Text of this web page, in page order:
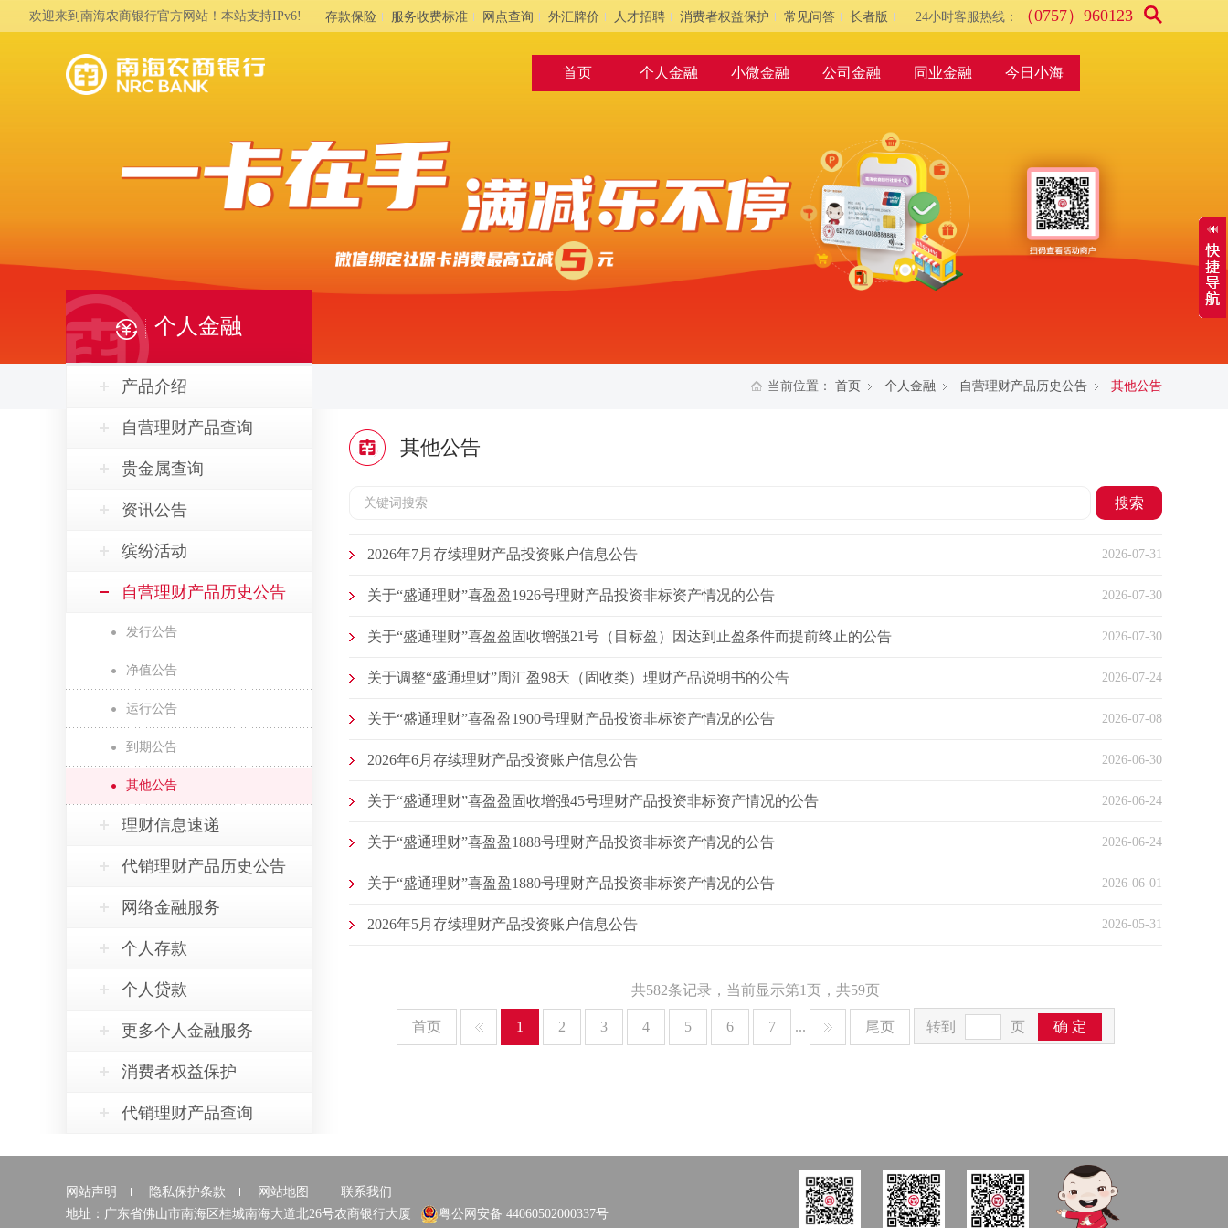
存款保险 服务收费标准 网点查询 外汇牌价 人才招聘 消费者权益保护 常见问答 长者版 24小时客服热线： （0757）960123
欢迎来到南海农商银行官方网站！本站支持IPv6!
首页 个人金融 小微金融 公司金融 同业金融 今日小海
当前位置： 首页 个人金融 自营理财产品历史公告 其他公告
个人金融
产品介绍
自营理财产品查询
贵金属查询
资讯公告
缤纷活动
自营理财产品历史公告
发行公告
净值公告
运行公告
到期公告
其他公告
理财信息速递
代销理财产品历史公告
网络金融服务
个人存款
个人贷款
更多个人金融服务
消费者权益保护
代销理财产品查询
其他公告
搜索
2026-07-31
2026年7月存续理财产品投资账户信息公告
2026-07-30
关于“盛通理财”喜盈盈1926号理财产品投资非标资产情况的公告
2026-07-30
关于“盛通理财”喜盈盈固收增强21号（目标盈）因达到止盈条件而提前终止的公告
2026-07-24
关于调整“盛通理财”周汇盈98天（固收类）理财产品说明书的公告
2026-07-08
关于“盛通理财”喜盈盈1900号理财产品投资非标资产情况的公告
2026-06-30
2026年6月存续理财产品投资账户信息公告
2026-06-24
关于“盛通理财”喜盈盈固收增强45号理财产品投资非标资产情况的公告
2026-06-24
关于“盛通理财”喜盈盈1888号理财产品投资非标资产情况的公告
2026-06-01
关于“盛通理财”喜盈盈1880号理财产品投资非标资产情况的公告
2026-05-31
2026年5月存续理财产品投资账户信息公告
共582条记录，当前显示第1页，共59页
首页 1 2 3 4 5 6 7 ... 尾页 转到 页 确 定
网站声明 隐私保护条款 网站地图
联系我们
地址：广东省佛山市南海区桂城南海大道北26号农商银行大厦
粤公网安备 44060502000337号